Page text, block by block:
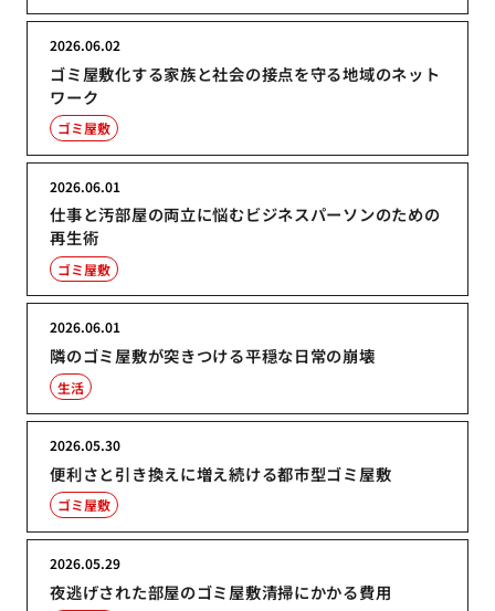
ゴミ屋敷化する家族と社会の接点を守る地域のネット
ワーク
2026.06.02
ゴミ屋敷
仕事と汚部屋の両立に悩むビジネスパーソンのための
再生術
2026.06.01
ゴミ屋敷
隣のゴミ屋敷が突きつける平穏な日常の崩壊
2026.06.01
生活
便利さと引き換えに増え続ける都市型ゴミ屋敷
2026.05.30
ゴミ屋敷
夜逃げされた部屋のゴミ屋敷清掃にかかる費用
2026.05.29